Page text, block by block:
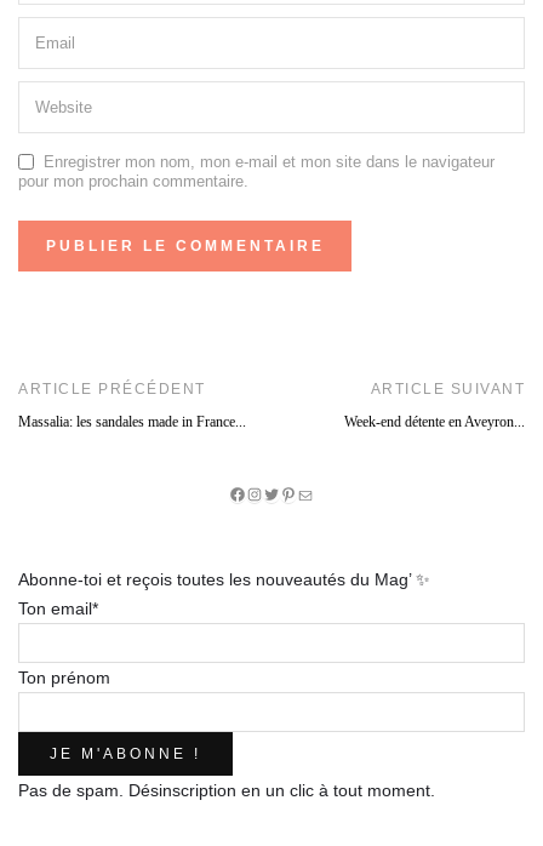
Enregistrer mon nom, mon e-mail et mon site dans le navigateur
pour mon prochain commentaire.
ARTICLE PRÉCÉDENT
Massalia: les sandales made in France...
ARTICLE SUIVANT
Week-end détente en Aveyron...
Facebook
Instagram
Twitter
Pinterest
E-
Abonne-toi et reçois toutes les nouveautés du Mag’ ✨
Ton email*
Ton prénom
Pas de spam. Désinscription en un clic à tout moment.